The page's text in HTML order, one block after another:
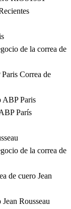
de la correa de
Correa de
ABP Paris
París
de la correa de
de cuero Jean
Rousseau